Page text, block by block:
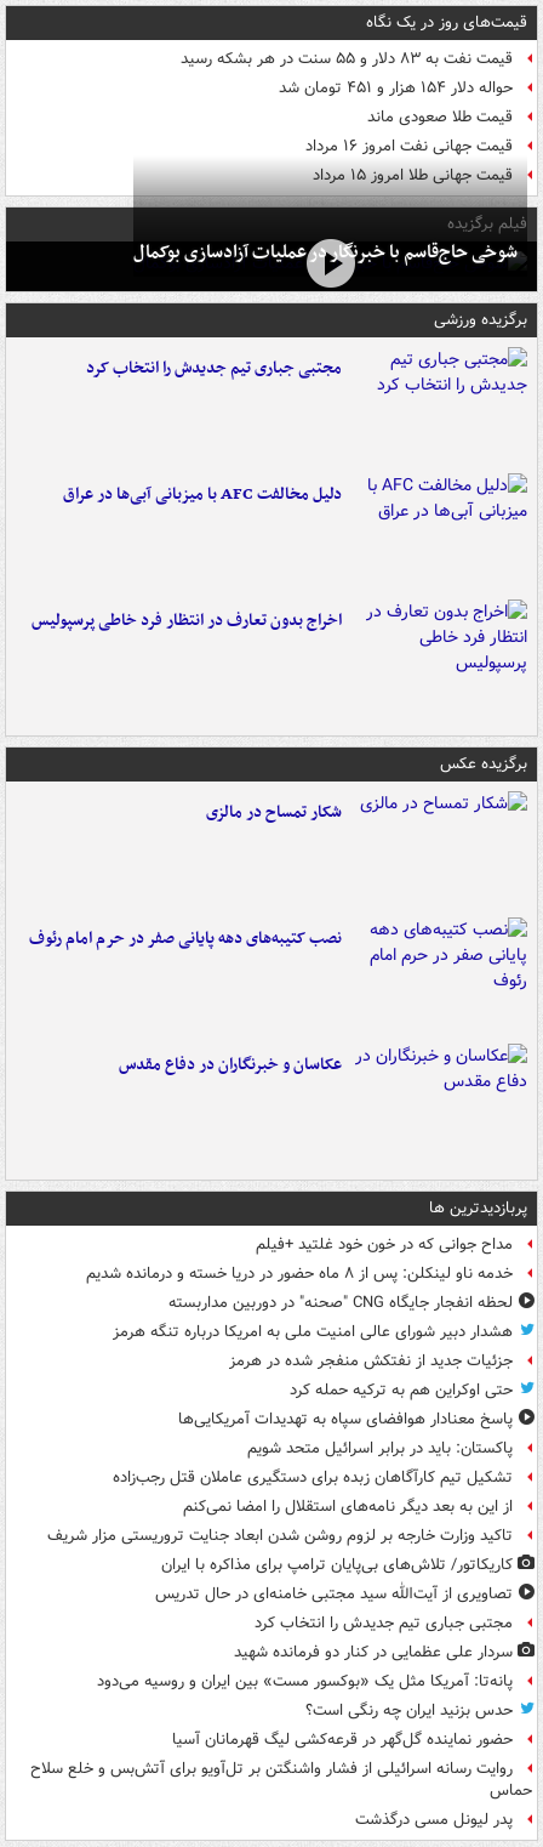
قیمت‌های روز در یک نگاه
قیمت نفت به ۸۳ دلار و ۵۵ سنت در هر بشکه رسید
حواله دلار ۱۵۴ هزار و ۴۵۱ تومان شد
قیمت طلا صعودی ماند
قیمت جهانی نفت امروز ۱۶ مرداد
قیمت جهانی طلا امروز ۱۵ مرداد
فیلم برگزیده
شوخی حاج‌قاسم با خبرنگار در عملیات آزادسازی بوکمال
برگزیده ورزشی
مجتبی جباری تیم جدیدش را انتخاب کرد
دلیل مخالفت AFC با میزبانی آبی‌ها در عراق
اخراج بدون تعارف در انتظار فرد خاطی پرسپولیس
برگزیده عکس
شکار تمساح در مالزی
نصب کتیبه‌های دهه پایانی صفر در حرم امام رئوف
عکاسان و خبرنگاران در دفاع مقدس
پربازدیدترین ها
مداح جوانی که در خون خود غلتید +فیلم
خدمه ناو لینکلن: پس از ۸ ماه حضور در دریا خسته و درمانده‌ شدیم
لحظه انفجار جایگاه CNG "صحنه" در دوربین مداربسته
هشدار دبیر شورای عالی امنیت ملی به امریکا درباره تنگه هرمز
جزئیات جدید از نفتکش منفجر شده در هرمز
حتی اوکراین هم به ترکیه حمله کرد
پاسخ معنادار هوافضای سپاه به تهدیدات آمریکایی‌ها
پاکستان: باید در برابر اسرائیل متحد شویم
تشکیل تیم کارآگاهان زبده برای دستگیری عاملان قتل رجب‌زاده
از این به بعد دیگر نامه‌های استقلال را امضا نمی‌کنم
تاکید وزارت خارجه بر لزوم روشن شدن ابعاد جنایت تروریستی مزار شریف
کاریکاتور/ تلاش‌های بی‌پایان ترامپ برای مذاکره با ایران
تصاویری از آیت‌الله سید مجتبی خامنه‌ای در حال تدریس
مجتبی جباری تیم جدیدش را انتخاب کرد
سردار علی عظمایی در کنار دو فرمانده شهید
پانه‌تا: آمریکا مثل یک «بوکسور مست» بین ایران و روسیه می‌دود
حدس بزنید ایران چه رنگی است؟
حضور نماینده گل‌گهر در قرعه‌کشی لیگ قهرمانان آسیا
روایت رسانه اسرائیلی از فشار واشنگتن بر تل‌آویو برای آتش‌بس و خلع سلاح
حماس
پدر لیونل مسی درگذشت